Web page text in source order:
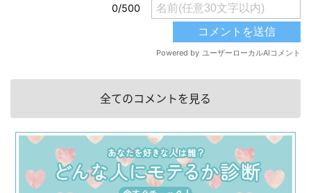
全てのコメントを見る